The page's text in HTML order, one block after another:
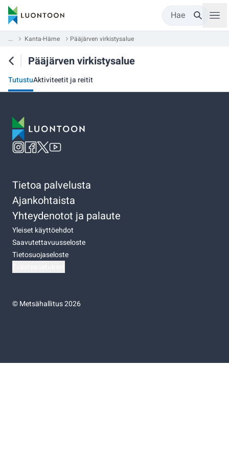
Hae
... Kanta-Häme Pääjärven virkistysalue
Pääjärven virkistysalue
TutustuAktiviteetit ja reitit
Tietoa palvelusta
Ajankohtaista
Yhteydenotot ja palaute
Yleiset käyttöehdot
Saavutettavuusseloste
Tietosuojaseloste
©Metsähallitus 2026